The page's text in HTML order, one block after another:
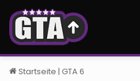
Startseite | GTA 6